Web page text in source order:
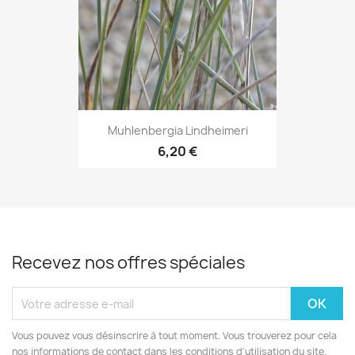
Muhlenbergia Lindheimeri
6,20 €
Recevez nos offres spéciales
Vous pouvez vous désinscrire à tout moment. Vous trouverez pour cela
nos informations de contact dans les conditions d'utilisation du site.